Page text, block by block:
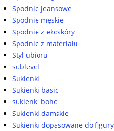
Spodnie jeansowe
Spodnie męskie
Spodnie z ekoskóry
Spodnie z materiału
Styl ubioru
sublevel
Sukienki
Sukienki basic
sukienki boho
Sukienki damskie
Sukienki dopasowane do figury